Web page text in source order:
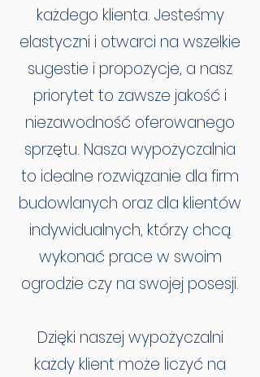
każdego klienta. Jesteśmy
elastyczni i otwarci na wszelkie
sugestie i propozycje, a nasz
priorytet to zawsze jakość i
niezawodność oferowanego
sprzętu. Nasza wypożyczalnia
to idealne rozwiązanie dla firm
budowlanych oraz dla klientów
indywidualnych, którzy chcą
wykonać prace w swoim
ogrodzie czy na swojej posesji.
Dzięki naszej wypożyczalni
każdy klient może liczyć na